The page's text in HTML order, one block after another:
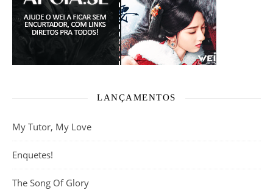
LANÇAMENTOS
My Tutor, My Love
Enquetes!
The Song Of Glory